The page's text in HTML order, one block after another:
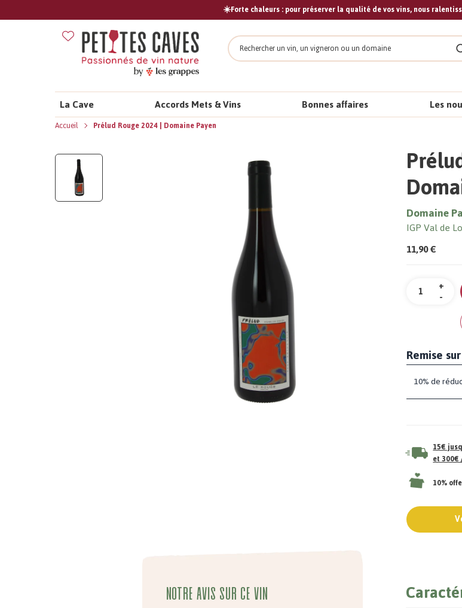
☀️Forte chaleurs : pour préserver la qualité de vos vins, nous
Rechercher
La Cave Accords Mets & Vins Bonnes affaires Les
Accueil Prélud Rouge 2024 | Domaine Payen
Domaine
IGP Val de
11,90 €
Quantité +
-
Remise
10% de
15€
et
10%
Notre avis sur ce vin